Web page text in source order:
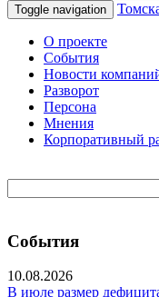
Toggle navigation
О проекте
События
Новости
Разворот
Персона
Мнения
Корпоративный
События
10.08.2026
В июле размер